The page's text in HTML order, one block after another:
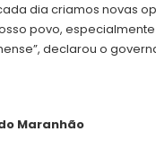
dia criamos novas
povo,
declarou o
Maranhão